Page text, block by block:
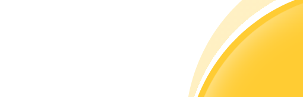
Geniet van winstdeling en copy trading commissies